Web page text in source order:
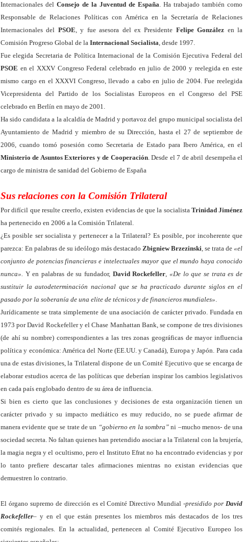
Internacionales del Consejo de la Juventud de España. Ha trabajado también como
Responsable de Relaciones Políticas con América en la Secretaría de Relaciones
Internacionales del PSOE, y fue asesora del ex Presidente Felipe González en la
Comisión Progreso Global de la Internacional Socialista, desde 1997.
Fue elegida Secretaria de Política Internacional de la Comisión Ejecutiva Federal del
PSOE en el XXXV Congreso Federal celebrado en julio de 2000 y reelegida en este
mismo cargo en el XXXVI Congreso, llevado a cabo en julio de 2004. Fue reelegida
Vicepresidenta del Partido de los Socialistas Europeos en el Congreso del PSE
celebrado en Berlín en mayo de 2001.
Ha sido candidata a la alcaldía de Madrid y portavoz del grupo municipal socialista del
Ayuntamiento de Madrid y miembro de su Dirección, hasta el 27 de septiembre de
2006, cuando tomó posesión como Secretaria de Estado para Ibero América, en el
Ministerio de Asuntos Exteriores y de Cooperación. Desde el 7 de abril desempeña el
cargo de ministra de sanidad del Gobierno de España
Sus relaciones con la Comisión Trilateral
Por difícil que resulte creerlo, existen evidencias de que la socialista Trinidad Jiménez
ha pertenecido en 2006 a la Comisión Trilateral.
¿Es posible ser socialista y pertenecer a la Trilateral? Es posible, por incoherente que
parezca: En palabras de su ideólogo más destacado Zbigniew Brzezinski, se trata de «el
conjunto de potencias financieras e intelectuales mayor que el mundo haya conocido
nunca». Y en palabras de su fundador, David Rockefeller,«De lo que se trata es de
sustituir la autodeterminación nacional que se ha practicado durante siglos en el
pasado por la soberanía de una elite de técnicos y de financieros mundiales».
Jurídicamente se trata simplemente de una asociación de carácter privado. Fundada en
1973 por David Rockefeller y el Chase Manhattan Bank, se compone de tres divisiones
(de ahí su nombre) correspondientes a las tres zonas geográficas de mayor influencia
política y económica: América del Norte (EE.UU. y Canadá), Europa y Japón. Para cada
una de estas divisiones, la Trilateral dispone de un Comité Ejecutivo que se encarga de
elaborar estudios acerca de las políticas que deberían inspirar los cambios legislativos
en cada país englobado dentro de su área de influencia.
Si bien es cierto que las conclusiones y decisiones de esta organización tienen un
carácter privado y su impacto mediático es muy reducido, no se puede afirmar de
manera evidente que se trate de un “gobierno en la sombra” ni –mucho menos- de una
sociedad secreta. No faltan quienes han pretendido asociar a la Trilateral con la brujería,
la magia negra y el ocultismo, pero el Instituto Efrat no ha encontrado evidencias y por
lo tanto prefiere descartar tales afirmaciones mientras no existan evidencias que
demuestren lo contrario.
El órgano supremo de dirección es el Comité Directivo Mundial-presidido porDavid
Rockefeller– y en el que están presentes los miembros más destacados de los tres
comités regionales. En la actualidad, pertenecen al Comité Ejecutivo Europeo los